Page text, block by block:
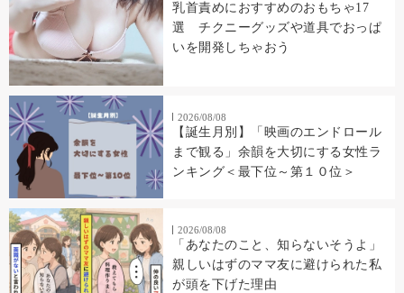
乳首責めにおすすめのおもちゃ17
選 チクニーグッズや道具でおっぱ
いを開発しちゃおう
2026/08/08
【誕生月別】「映画のエンドロール
まで観る」余韻を大切にする女性ラ
ンキング＜最下位～第１０位＞
2026/08/08
「あなたのこと、知らないそうよ」
親しいはずのママ友に避けられた私
が頭を下げた理由